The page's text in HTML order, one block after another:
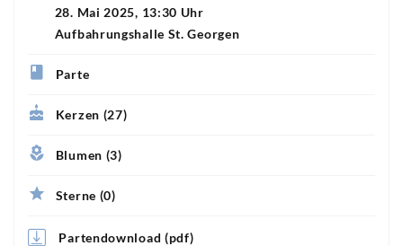
28. Mai 2025, 13:30 Uhr
Aufbahrungshalle St. Georgen
Parte
Kerzen (27)
Blumen (3)
Sterne (0)
Partendownload (pdf)